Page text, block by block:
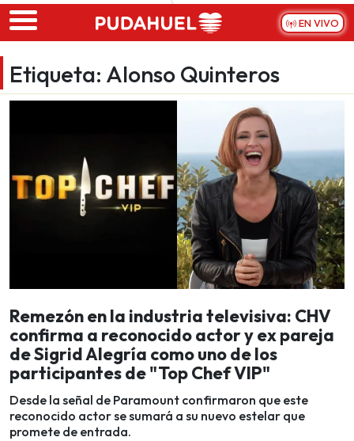
Skip to main content
EN VIVO
Etiqueta: Alonso Quinteros
Remezón en la industria televisiva: CHV
confirma a reconocido actor y ex pareja
de Sigrid Alegría como uno de los
participantes de "Top Chef VIP"
Desde la señal de Paramount confirmaron que este
reconocido actor se sumará a su nuevo estelar que
promete de entrada.